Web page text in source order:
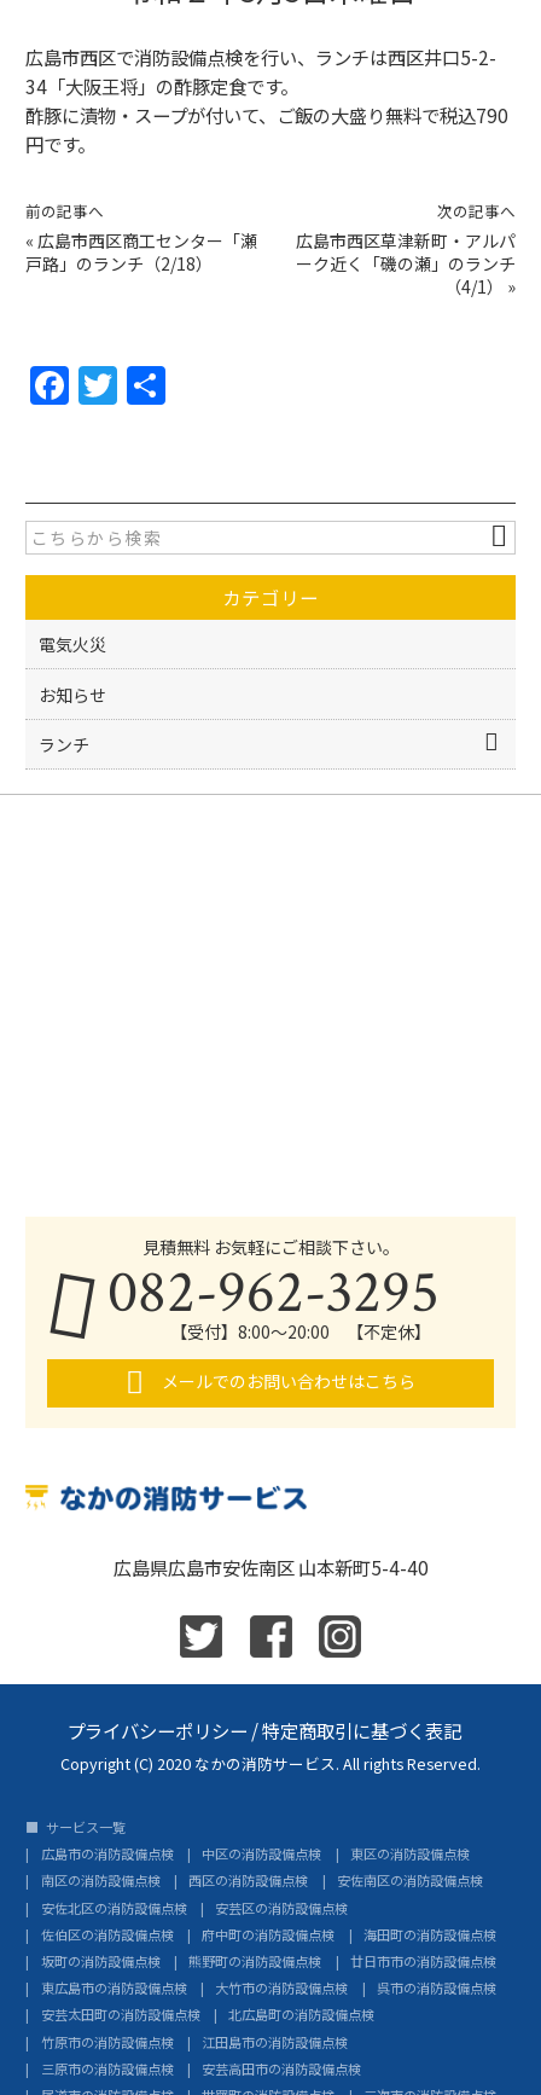
広島市西区で消防設備点検を行い、ランチは西区井口5-2-
34「大阪王将」の酢豚定食です。
酢豚に漬物・スープが付いて、ご飯の大盛り無料で税込790
円です。
前の記事へ
« 広島市西区商工センター「瀬
戸路」のランチ（2/18）
次の記事へ
広島市西区草津新町・アルパ
ーク近く「磯の瀬」のランチ
（4/1）
»
F
a
e
b
o
o
k
T
w
er
カテゴリー
電気火災
お知らせ
ランチ
見積無料 お気軽にご相談下さい。
082-962-3295
【受付】8:00～20:00 【不定休】
メールでのお問い合わせはこちら
広島県広島市安佐南区 山本新町5-4-40
プライバシーポリシー /特定商取引に基づく表記
Copyright (C) 2020 なかの消防サービス. All rights Reserved.
サービス一覧
広島市の消防設備点検
中区の消防設備点検
東区の消防設備点検
南区の消防設備点検
西区の消防設備点検
安佐南区の消防設備点検
安佐北区の消防設備点検
安芸区の消防設備点検
佐伯区の消防設備点検
府中町の消防設備点検
海田町の消防設備点検
坂町の消防設備点検
熊野町の消防設備点検
廿日市市の消防設備点検
東広島市の消防設備点検
大竹市の消防設備点検
呉市の消防設備点検
安芸太田町の消防設備点検
北広島町の消防設備点検
竹原市の消防設備点検
江田島市の消防設備点検
三原市の消防設備点検
安芸高田市の消防設備点検